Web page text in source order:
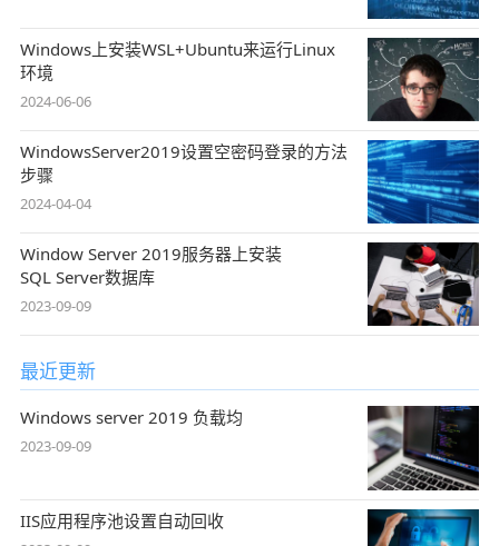
Windows上安装WSL+Ubuntu来运行Linux
环境
2024-06-06
WindowsServer2019设置空密码登录的方法
步骤
2024-04-04
Window Server 2019服务器上安装
SQL Server数据库
2023-09-09
最近更新
Windows server 2019 负载均
2023-09-09
IIS应用程序池设置自动回收